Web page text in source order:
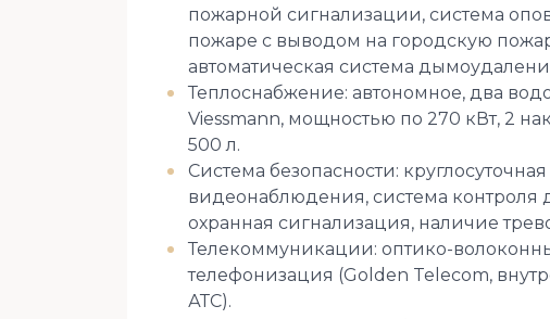
пожарной сигнализации, система
пожаре с выводом на городскую
автоматическая система
Теплоснабжение: автономное, два
Viessmann, мощностью по 270 кВт, 2
500 л.
Система безопасности:
видеонаблюдения, система контроля
охранная сигнализация, наличие
Телекоммуникации: оптико-
телефонизация (Golden Telecom,
АТС).